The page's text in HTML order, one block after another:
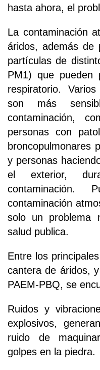
hasta ahora, el
La contaminación
áridos, además de
partículas de
PM1) que pueden
respiratorio.
son más
contaminación,
personas con
broncopulmonares
y personas
el exterior,
contaminación
solo un problema
salud publica.
Entre los
cantera de áridos,
PAEM-PBQ, se
Ruidos y
explosivos,
ruido de
golpes en la piedra.